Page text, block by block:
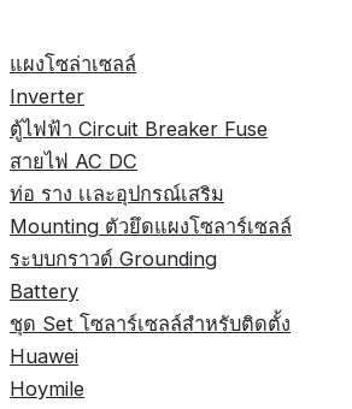
แผงโซล่าเซลล์
Inverter
ตู้ไฟฟ้า Circuit Breaker Fuse
สายไฟ AC DC
ท่อ ราง เเละอุปกรณ์เสริม
Mounting ตัวยึดแผงโซลาร์เซลล์
ระบบกราวด์ Grounding
Battery
ชุด Set โซลาร์เซลล์สำหรับติดตั้ง
Huawei
Hoymile